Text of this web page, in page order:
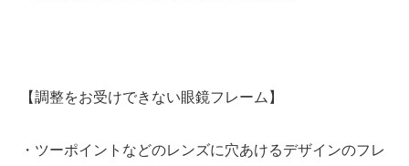
【調整をお受けできない眼鏡フレーム】
・ツーポイントなどのレンズに穴あけるデザインのフレ